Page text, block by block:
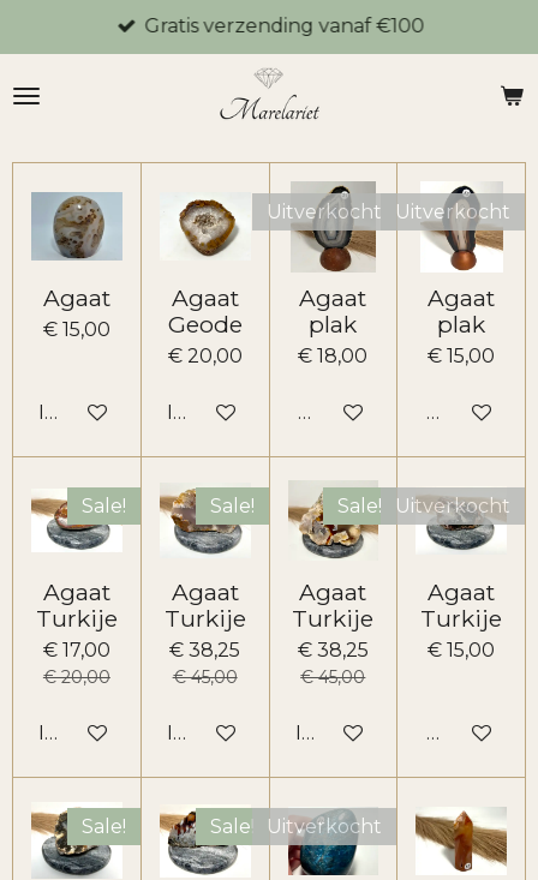
direct
naar
hoofdinhoud
Gratis verzending vanaf €100
Agaat
€ 15,00
In winkelwagen
Agaat
Geode
€ 20,00
In winkelwagen
Uitverkocht
Agaat
plak
€ 18,00
Houd mij op de hoogte
Uitverkocht
Agaat
plak
€ 15,00
Houd mij
Sale!
Agaat
Turkije
€ 17,00
€ 20,00
In winkelwagen
Sale!
Agaat
Turkije
€ 38,25
€ 45,00
In winkelwagen
Sale!
Agaat
Turkije
€ 38,25
€ 45,00
In winkelwagen
Uitverkocht
Agaat
Turkije
€ 15,00
Houd mij
Sale! Sale! Uitverkocht